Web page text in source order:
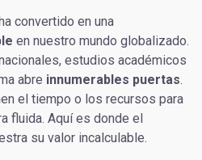
convertido en una
en nuestro mundo globalizado.
estudios académicos
abre innumerables puertas.
el tiempo o los recursos para
fluida. Aquí es donde el
su valor incalculable.